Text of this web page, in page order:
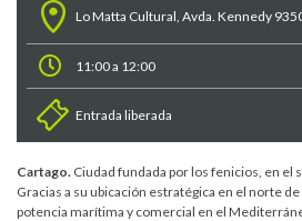
Lo Matta Cultural, Avda. Kennedy
11:00 a 12:00
Entrada liberada
Cartago. Ciudad fundada por los fenicios, en el
Gracias a su ubicación estratégica en el norte
potencia marítima y comercial en el